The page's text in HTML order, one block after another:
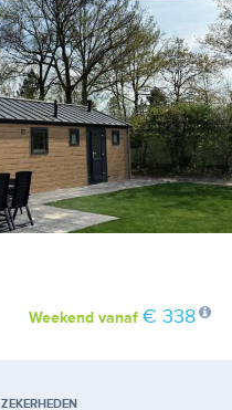
Weekendvanaf € 338
ZEKERHEDEN